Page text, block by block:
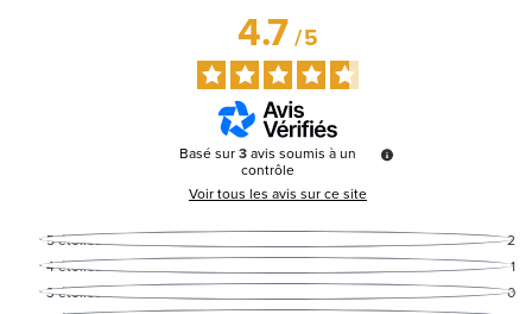
4.7/5
Basé sur3avis soumis à un
contrôle
Voir tous les avis sur ce site
5étoiles
2
4étoiles
1
3étoiles
0